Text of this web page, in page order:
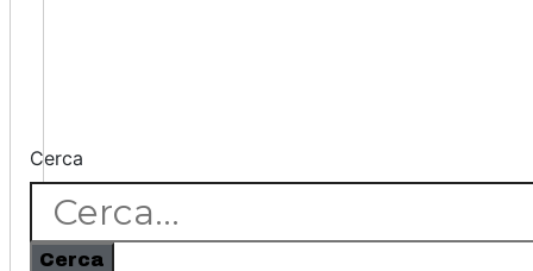
Cerca
Cerca